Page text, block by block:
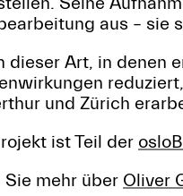
aus – sie
dieser Art, in denen
und Zürich
ist Teil der
Sie mehr über Oliver